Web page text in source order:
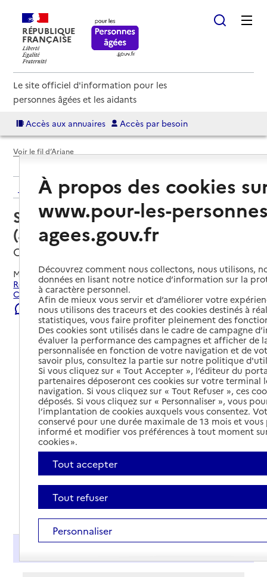
RÉPUBLIQUE
FRANÇAISE
Le site officiel d'information pour les
personnes âgées et les aidants
Accès aux annuaires Accès par besoin
Voir le fil d’Ariane
Retour aux résultats de l'annuaire
Service autonomie à domicile
(aide) – Multi-Services chez vous
Châteauneuf-de-Galaure, DROME
Mis à jour le22/07/2026
Rechercher les établissements et services autour de
Châteauneuf-de-Galaure.
Signaler une erreur
À propos des cookies
www.pour-les-
agees.gouv.fr
Découvrez comment nous collectons, nous utilisons,
données en lisant notre notice d’information sur la
à caractère personnel.
Afin de mieux vous servir et d’améliorer votre
nous utilisons des traceurs et des cookies destinés à
statistiques, vous faire profiter pleinement des
Des cookies sont utilisés dans le cadre de campagne
évaluer la performance des campagnes et afficher de
personnalisée en fonction de votre navigation et de
savoir plus, consultez la partie sur notre politique
Si vous cliquez sur « Tout Accepter », l’éditeur du
partenaires déposeront ces cookies sur votre terminal
navigation. Si vous cliquez sur « Tout Refuser », ces
déposés. Si vous cliquez sur « Personnaliser », vous
l’implantation de cookies auxquels vous consentez.
conservé pour une durée maximale de 13 mois et
informé et modifier vos préférences à tout moment
cookies ».
Tout accepter
Tout refuser
Personnaliser